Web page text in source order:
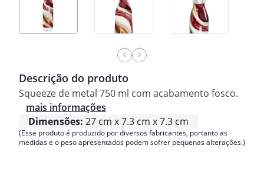
Descrição do produto
Squeeze de metal 750 ml com acabamento fosco.
mais informações
Dimensões: 27 cm x 7.3 cm x 7.3 cm
(Esse produto é produzido por diversos fabricantes, portanto as
medidas e o peso apresentados podem sofrer pequenas alterações.)